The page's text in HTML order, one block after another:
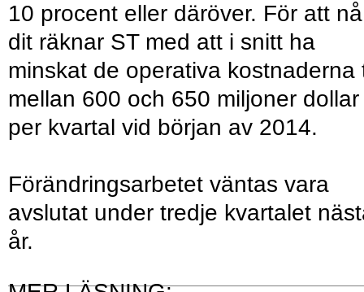
10 procent eller däröver. För att nå
dit räknar ST med att i snitt ha
minskat de operativa kostnaderna
mellan 600 och 650 miljoner dollar
per kvartal vid början av 2014.
Förändringsarbetet väntas vara
avslutat under tredje kvartalet
år.